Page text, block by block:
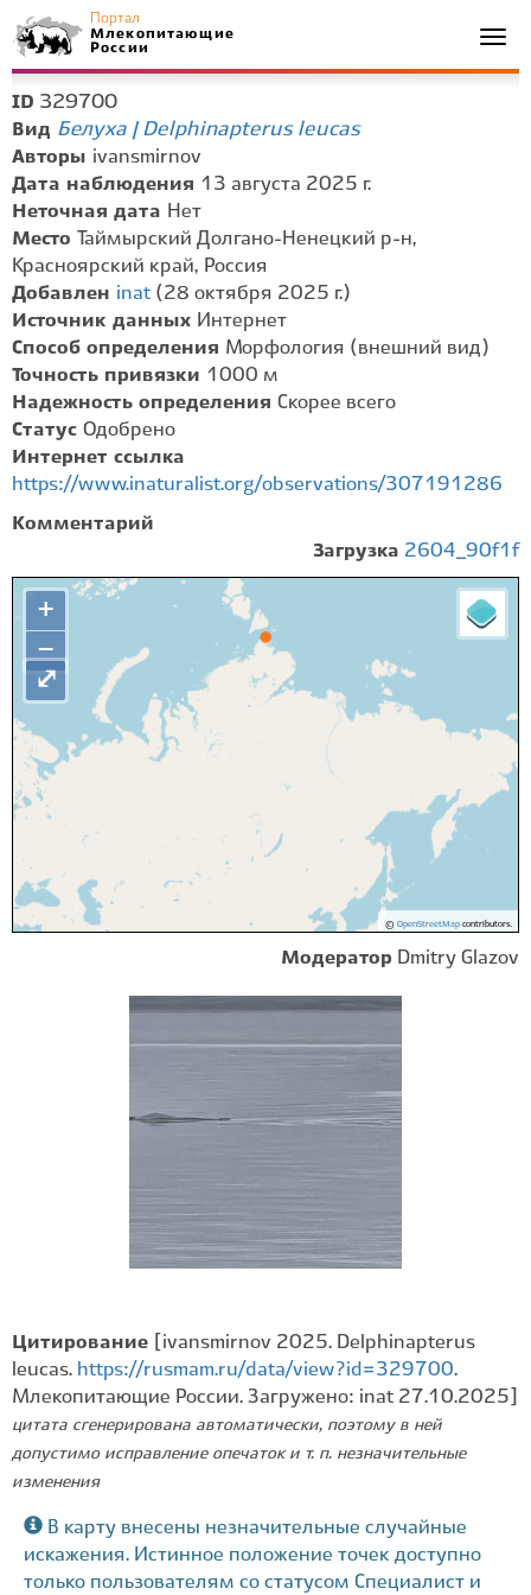
Портал
Млекопитающие
России
ID 329700
Вид Белуха | Delphinapterus leucas
Авторы ivansmirnov
Дата наблюдения 13 августа 2025 г.
Неточная дата Нет
Место
Таймырский Долгано-Ненецкий р-н,
Красноярский край, Россия
Добавлен inat (28 октября 2025 г.)
Источник данных Интернет
Способ определения Морфология (внешний вид)
Точность привязки 1000 м
Надежность определения Скорее всего
Статус Одобрено
Интернет ссылка
https://www.inaturalist.org/observations/307191286
Комментарий
Загрузка 2604_90f1f
+
−
© OpenStreetMapcontributors.
⤢
Модератор Dmitry Glazov
Цитирование
[ivansmirnov 2025. Delphinapterus
leucas. https://rusmam.ru/data/view?id=329700.
Млекопитающие России. Загружено: inat 27.10.2025]
цитата сгенерирована автоматически, поэтому в ней
допустимо исправление опечаток и т. п. незначительные
изменения
В карту внесены незначительные случайные
искажения. Истинное положение точек доступно
только пользователям со статусом Специалист и